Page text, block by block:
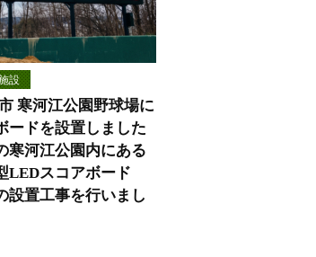
設
寒河江公園野球場に
ードを設置しました
寒河江公園内にある
LEDスコアボード
設置工事を行いまし